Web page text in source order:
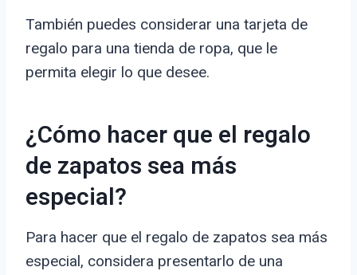
También puedes considerar una tarjeta de
regalo para una tienda de ropa, que le
permita elegir lo que desee.
¿Cómo hacer que el regalo
de zapatos sea más
especial?
Para hacer que el regalo de zapatos sea más
especial, considera presentarlo de una